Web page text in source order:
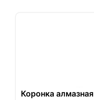
Коронка